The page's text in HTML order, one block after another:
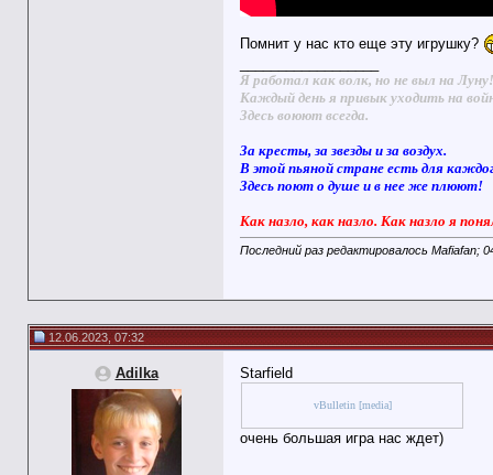
Помнит у нас кто еще эту игрушку?
Я работал как волк, но не выл на Луну!
Каждый день я привык уходить на
Здесь воюют всегда.
За кресты, за звезды и за воздух.
В этой пьяной стране есть для
Здесь поют о душе и в нее же плюют!
Как назло, как назло. Как назло я
Последний раз редактировалось Mafiafan;
12.06.2023, 07:32
Adilka Starfield
vBulletin [media]
очень большая игра нас ждет)